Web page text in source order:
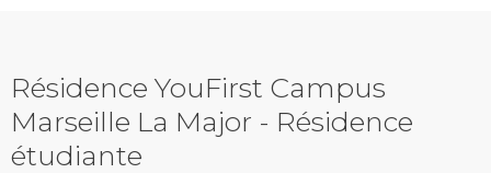
Résidence YouFirst Campus
Marseille La Major - Résidence
étudiante